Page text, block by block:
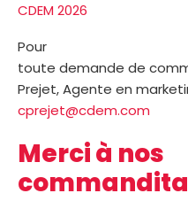
CDEM 2026
Pour
toute demande de
Prejet, Agente en
cprejet@cdem.com
Merci à nos